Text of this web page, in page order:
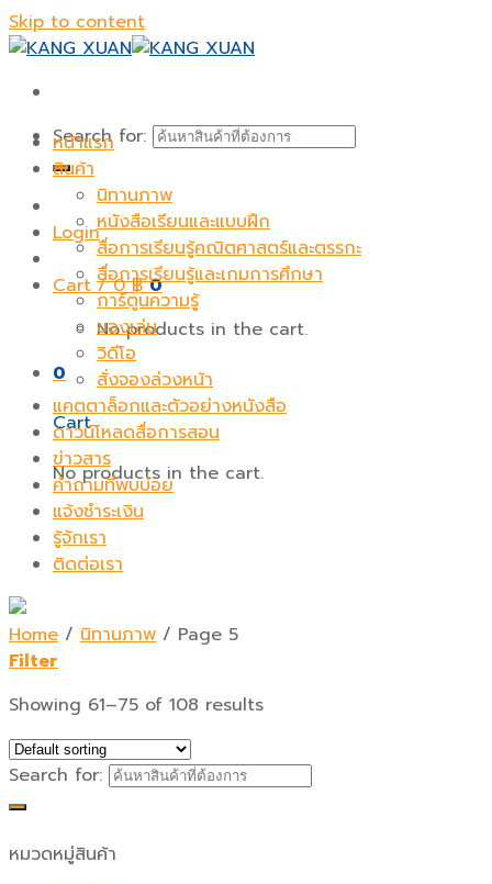
Skip to content
Search for:
Login
Cart /0฿ 0
No products in the cart.
0
Cart
No products in the cart.
หน้าแรก
สินค้า
นิทานภาพ
หนังสือเรียนและแบบฝึก
สื่อการเรียนรู้คณิตศาสตร์และตรรกะ
สื่อการเรียนรู้และเกมการศึกษา
การ์ตูนความรู้
ของเล่น
วิดีโอ
สั่งจองล่วงหน้า
แคตตาล็อกและตัวอย่างหนังสือ
ดาวน์โหลดสื่อการสอน
ข่าวสาร
คำถามที่พบบ่อย
แจ้งชำระเงิน
รู้จักเรา
ติดต่อเรา
Home / นิทานภาพ / Page 5
Filter
Showing 61–75 of 108 results
Search for:
หมวดหมู่สินค้า